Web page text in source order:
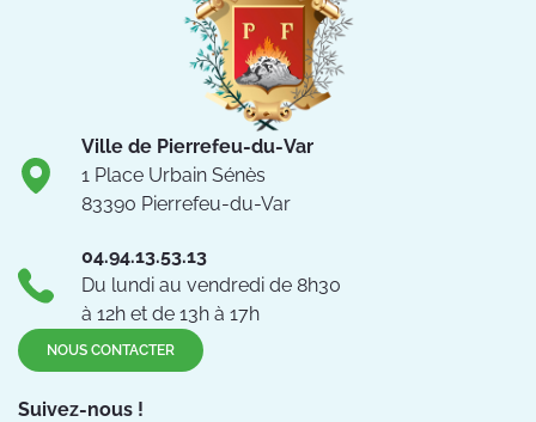
Ville de Pierrefeu-du-Var
1 Place Urbain Sénès
83390 Pierrefeu-du-Var
04.94.13.53.13
Du lundi au vendredi de 8h30
à 12h et de 13h à 17h
NOUS CONTACTER
Suivez-nous !